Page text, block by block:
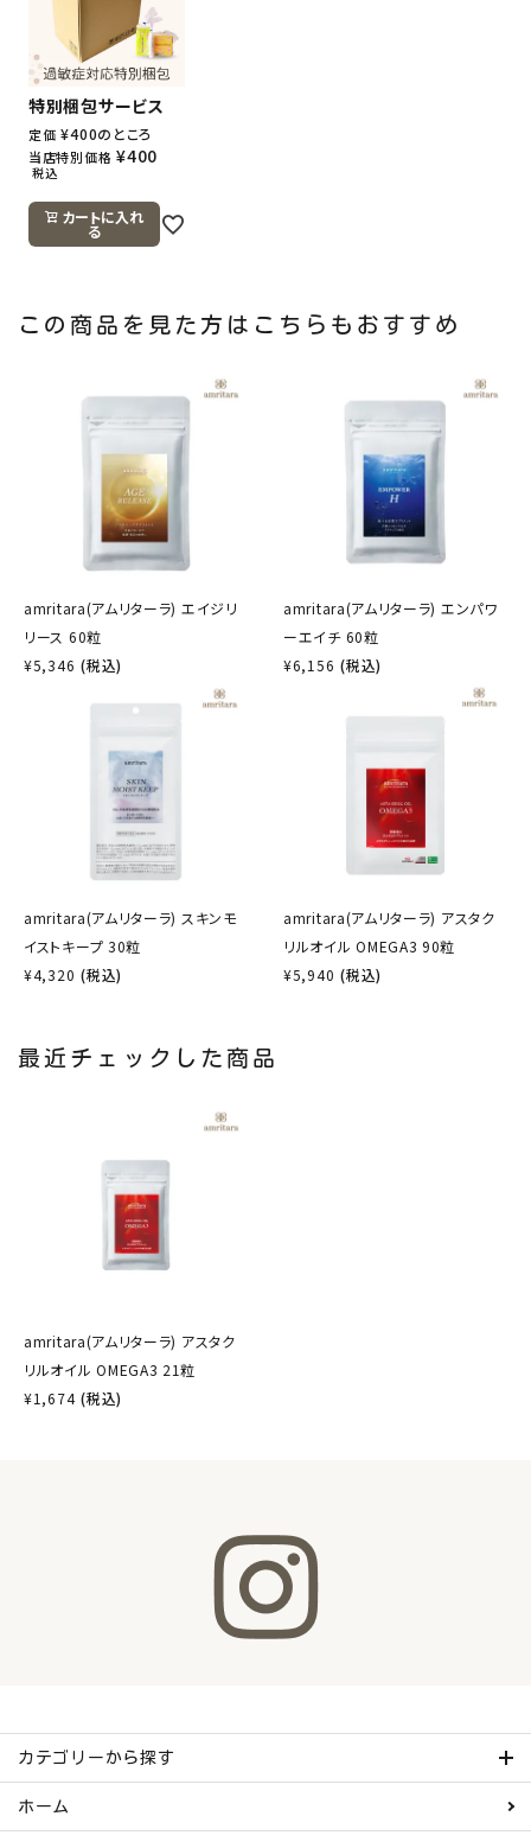
特別梱包サービス
定価 ¥400のところ
当店特別価格 ¥400
税込
カートに入れ
る
この商品を見た方はこちらもおすすめ
amritara(アムリターラ) エイジリ
リース 60粒
¥5,346 (税込)
amritara(アムリターラ) エンパワ
ーエイチ 60粒
¥6,156 (税込)
amritara(アムリターラ) スキンモ
イストキープ 30粒
¥4,320 (税込)
amritara(アムリターラ) アスタク
リルオイル OMEGA3 90粒
¥5,940 (税込)
最近チェックした商品
amritara(アムリターラ) アスタク
リルオイル OMEGA3 21粒
¥1,674 (税込)
カテゴリーから探す
ホーム